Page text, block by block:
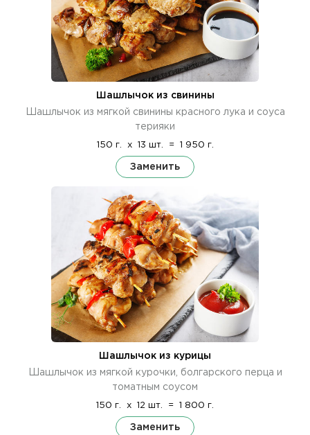
Шашлычок из свинины
Шашлычок из мягкой свинины красного лука и соуса
терияки
150 г. x 13 шт. = 1 950 г.
Заменить
Шашлычок из курицы
Шашлычок из мягкой курочки, болгарского перца и
томатным соусом
150 г. x 12 шт. = 1 800 г.
Заменить